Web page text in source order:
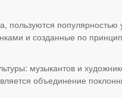
пользуются популярностью
и созданные по
музыкантов и
объединение